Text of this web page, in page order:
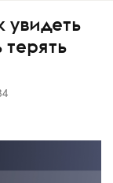
увидеть